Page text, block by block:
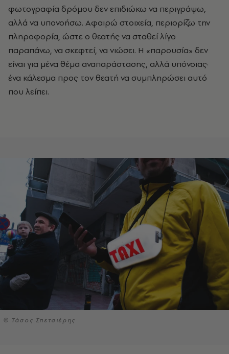
φωτογραφία δρόμου δεν επιδιώκω να περιγράψω,
αλλά να υπονοήσω. Αφαιρώ στοιχεία, περιορίζω την
πληροφορία, ώστε ο θεατής να σταθεί λίγο
παραπάνω, να σκεφτεί, να νιώσει. Η «παρουσία» δεν
είναι για μένα θέμα αναπαράστασης, αλλά υπόνοιας·
ένα κάλεσμα προς τον θεατή να συμπληρώσει αυτό
που λείπει.
© Τάσος Σπετσιέρης